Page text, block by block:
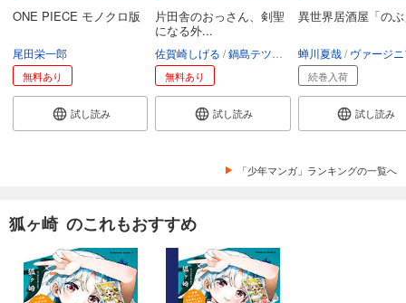
ONE PIECE モノクロ版
尾田栄一郎
無料あり
試し読み
片田舎のおっさん、剣聖
になる外...
佐賀崎しげる 鍋島テツヒロ 空路恵 渡辺樹
無料あり
試し読み
異世界居酒屋「の
蝉川夏哉 ヴァージニア二
続巻入荷
試し読み
「少年マンガ」ランキングの一覧へ
狐ヶ崎 のこれもおすすめ